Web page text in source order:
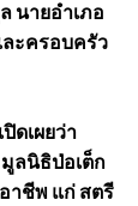
นายอำเภอ
ะครอบครัว
ดเผยว่า
ลนิธิป่อเต็ก
าชีพ แก่ สตรี